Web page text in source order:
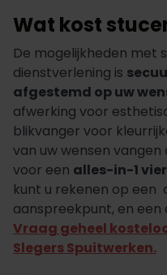
Wat kost
De mogelijkheden met
dienstverlening is
afgestemd op uw
afwerking voor
blikvanger voor
van uw wensen
voor een alles-in-1
kunt u rekenen op een
aanspreekpunt, en
Vraag geheel
Slegers Spuitwerken.